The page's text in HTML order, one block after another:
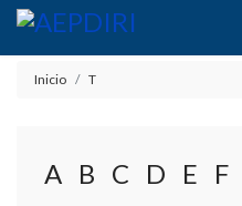
Inicio T
A B C D E F